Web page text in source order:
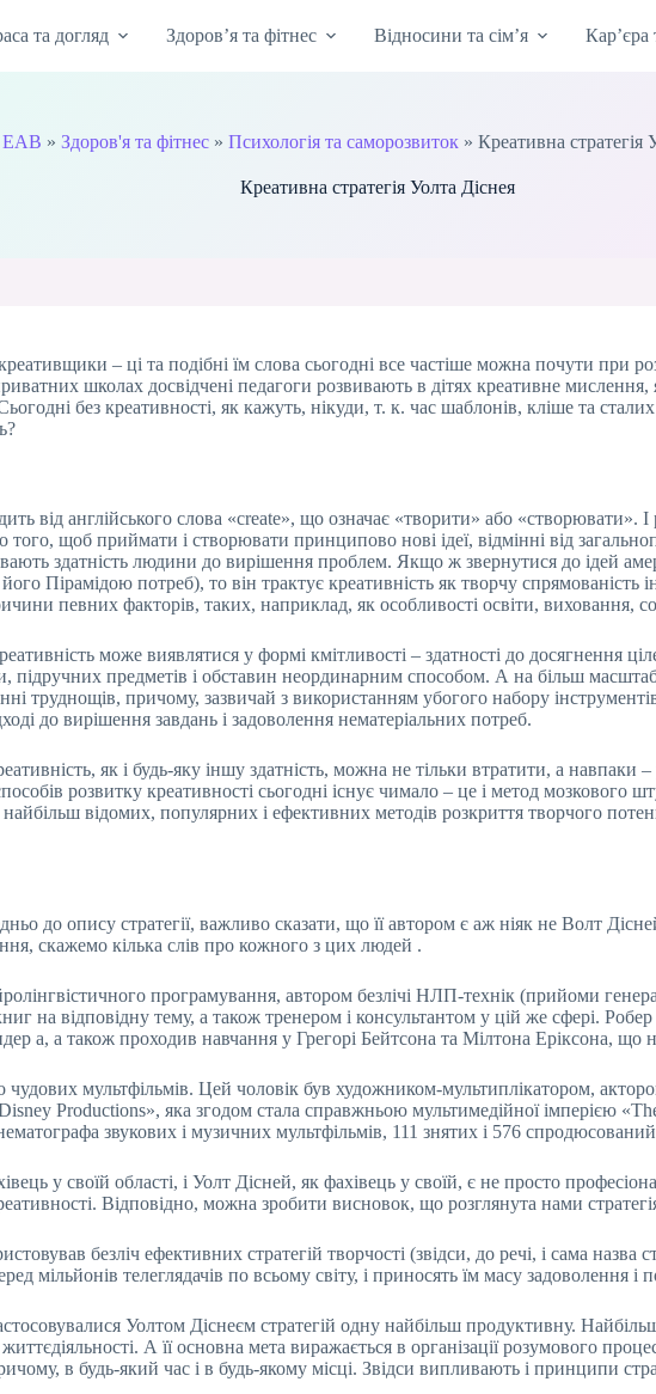
та догляд Здоров’я та фітнес Відносини та сім’я Кар’єра
EAB » Здоров'я та фітнес» Психологія та саморозвиток» Креативна стратегія
Креативна стратегія Уолта Діснея
– ці та подібні їм слова сьогодні все частіше можна почути при
школах досвідчені педагоги розвивають в дітях креативне
без креативності, як кажуть, нікуди, т. к. час шаблонів, кліше та
від англійського слова «create», що означає «творити» або
того, щоб приймати і створювати принципово нові ідеї, відмінні від
здатність людини до вирішення проблем. Якщо ж звернутися до ідей
Пірамідою потреб), то він трактує креативність як творчу спрямованість
певних факторів, таких, наприклад, як особливості освіти, виховання,
може виявлятися у формі кмітливості – здатності до досягнення
підручних предметів і обставин неординарним способом. А на більш
труднощів, причому, зазвичай з використанням убогого набору
до вирішення завдань і задоволення нематеріальних потреб.
як і будь-яку іншу здатність, можна не тільки втратити, а
розвитку креативності сьогодні існує чимало – це і метод мозкового
відомих, популярних і ефективних методів розкриття творчого
до опису стратегії, важливо сказати, що її автором є аж ніяк не Волт
скажемо кілька слів про кожного з цих людей .
програмування, автором безлічі НЛП-технік (прийоми
на відповідну тему, а також тренером і консультантом у цій же сфері.
а, а також проходив навчання у Грегорі Бейтсона та Мілтона Еріксона, що
мультфільмів. Цей чоловік був художником-мультиплікатором,
Productions», яка згодом стала справжньою мультимедійної імперією
звукових і музичних мультфільмів, 111 знятих і 576 спродюсований
у своїй області, і Уолт Дісней, як фахівець у своїй, є не просто
Відповідно, можна зробити висновок, що розглянута нами
безліч ефективних стратегій творчості (звідси, до речі, і сама назва
мільйонів телеглядачів по всьому світу, і приносять їм масу задоволення і
Уолтом Діснеєм стратегій одну найбільш продуктивну.
А її основна мета виражається в організації розумового
в будь-який час і в будь-якому місці. Звідси випливають і принципи